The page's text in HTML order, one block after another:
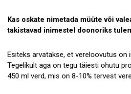
Kas oskate nimetada müüte või
takistavad inimestel doonoriks
Esiteks arvatakse, et vereloovutus on
Tegelikult aga on tegu täiesti ohutu
450 ml verd, mis on 8-10% tervest